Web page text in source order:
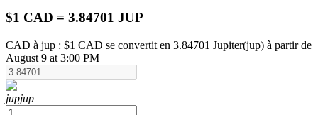
Futures USDT
$1 CAD = 3.84701 JUP
CAD à jup : $1 CAD se convertit en 3.84701 Jupiter(jup) à partir de
August 9 at 3:00 PM
jupjup